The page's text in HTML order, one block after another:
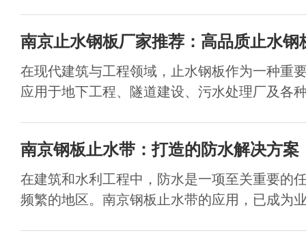
南京止水钢板厂家推荐：高品质止水钢
在现代建筑与工程领域，止水钢板作为一种重
应用于地下工程、隧道建设、污水处理厂及各
南京钢板止水带：打造的防水解决方案
在建筑和水利工程中，防水是一项至关重要的
频繁的地区。南京钢板止水带的应用，已成为